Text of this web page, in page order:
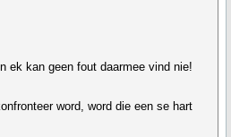
ek kan geen fout daarmee vind nie!
word, word die een se hart